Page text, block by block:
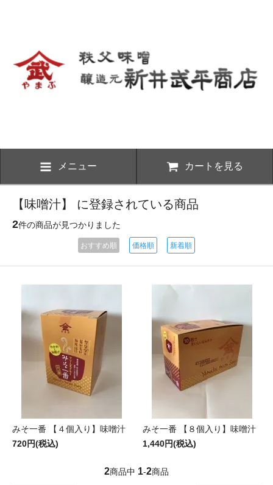
メニュー カートを見る
【味噌汁】 に登録されている商品
2件の商品が見つかりました
おすすめ順 価格順 新着順
みそ一番 【４個入り】味噌汁
720円(税込)
みそ一番 【８個入り】味噌汁
1,440円(税込)
2商品中 1-2商品